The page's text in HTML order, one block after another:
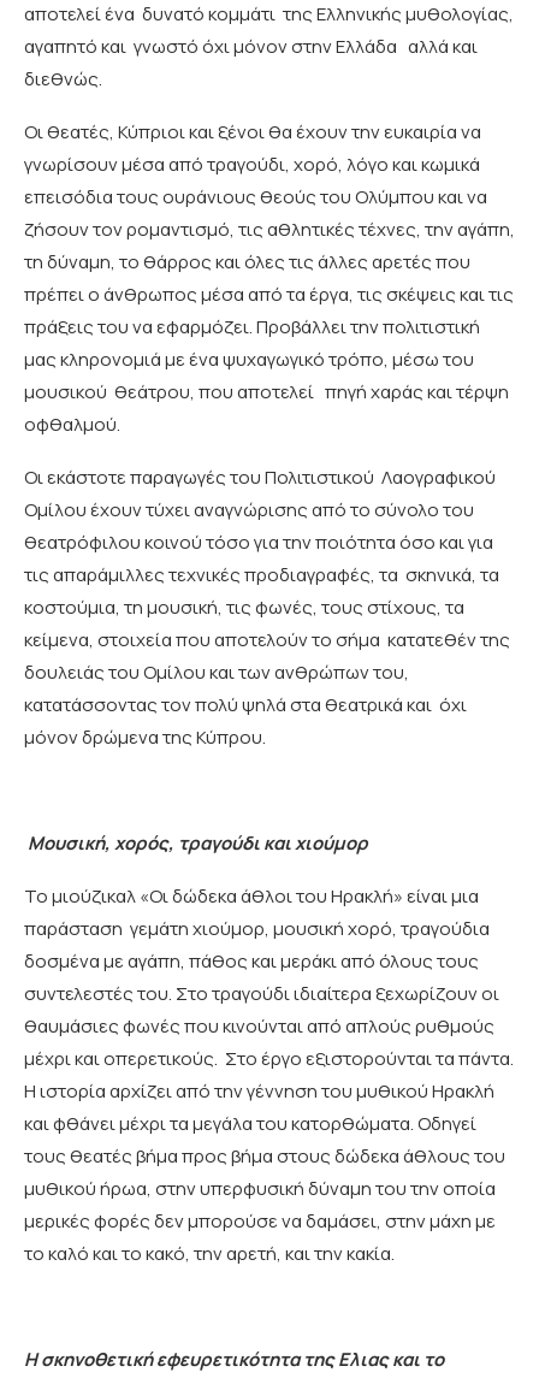
αποτελεί ένα δυνατό κομμάτι της Ελληνικής μυθολογίας,
αγαπητό και γνωστό όχι μόνον στην Ελλάδα αλλά και
διεθνώς.
Οι θεατές, Κύπριοι και ξένοι θα έχουν την ευκαιρία να
γνωρίσουν μέσα από τραγούδι, χορό, λόγο και κωμικά
επεισόδια τους ουράνιους θεούς του Ολύμπου και να
ζήσουν τον ρομαντισμό, τις αθλητικές τέχνες, την αγάπη,
τη δύναμη, το θάρρος και όλες τις άλλες αρετές που
πρέπει ο άνθρωπος μέσα από τα έργα, τις σκέψεις και τις
πράξεις του να εφαρμόζει. Προβάλλει την πολιτιστική
μας κληρονομιά με ένα ψυχαγωγικό τρόπο, μέσω του
μουσικού θεάτρου, που αποτελεί πηγή χαράς και τέρψη
οφθαλμού.
Οι εκάστοτε παραγωγές του Πολιτιστικού Λαογραφικού
Ομίλου έχουν τύχει αναγνώρισης από το σύνολο του
θεατρόφιλου κοινού τόσο για την ποιότητα όσο και για
τις απαράμιλλες τεχνικές προδιαγραφές, τα σκηνικά, τα
κοστούμια, τη μουσική, τις φωνές, τους στίχους, τα
κείμενα, στοιχεία που αποτελούν το σήμα κατατεθέν της
δουλειάς του Ομίλου και των ανθρώπων του,
κατατάσσοντας τον πολύ ψηλά στα θεατρικά και όχι
μόνον δρώμενα της Κύπρου.
Μουσική, χορός, τραγούδι και χιούμορ
Το μιούζικαλ «Οι δώδεκα άθλοι του Ηρακλή» είναι μια
παράσταση γεμάτη χιούμορ, μουσική χορό, τραγούδια
δοσμένα με αγάπη, πάθος και μεράκι από όλους τους
συντελεστές του. Στο τραγούδι ιδιαίτερα ξεχωρίζουν οι
θαυμάσιες φωνές που κινούνται από απλούς ρυθμούς
μέχρι και οπερετικούς. Στο έργο εξιστορούνται τα πάντα.
Η ιστορία αρχίζει από την γέννηση του μυθικού Ηρακλή
και φθάνει μέχρι τα μεγάλα του κατορθώματα. Οδηγεί
τους θεατές βήμα προς βήμα στους δώδεκα άθλους του
μυθικού ήρωα, στην υπερφυσική δύναμη του την οποία
μερικές φορές δεν μπορούσε να δαμάσει, στην μάχη με
το καλό και το κακό, την αρετή, και την κακία.
Η σκηνοθετική εφευρετικότητα της Ελιας και το